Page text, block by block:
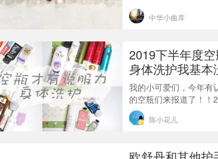
着，再做月底总结🤣国
痘印、美白。这些空瓶
中华小曲库
2019下半年度
身体洗护我基本
我的小可爱们，今年有
的空瓶们来报道了！！
体洗护类产品，虽然内
候得了空就先整理好了
陈小花儿